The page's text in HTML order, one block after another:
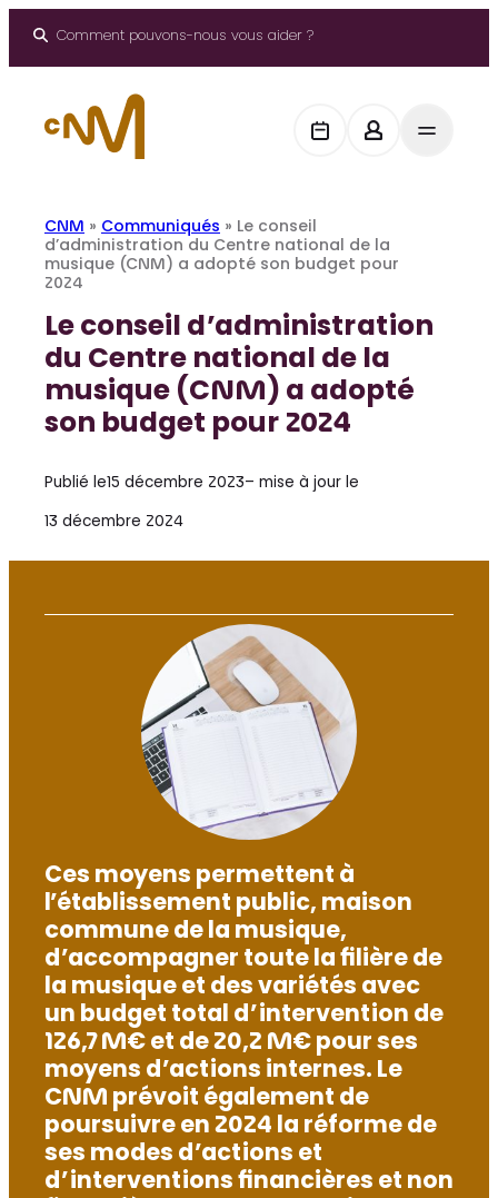
Comment pouvons-nous vous aider ?
CNM » Communiqués » Le conseil
d’administration du Centre national de la
musique (CNM) a adopté son budget pour
2024
Le conseil d’administration
du Centre national de la
musique (CNM) a adopté
son budget pour 2024
Publié le15 décembre 2023– mise à jour le
13 décembre 2024
Ces moyens permettent à
l’établissement public, maison
commune de la musique,
d’accompagner toute la filière de
la musique et des variétés avec
un budget total d’intervention de
126,7 M€ et de 20,2 M€ pour ses
moyens d’actions internes. Le
CNM prévoit également de
poursuivre en 2024 la réforme de
ses modes d’actions et
d’interventions financières et non